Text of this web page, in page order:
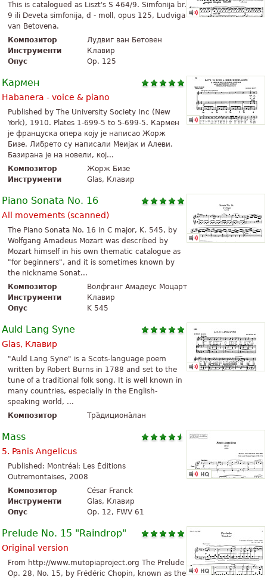
This is catalogued as Liszt's S 464/9. Simfonija br.
9 ili Deveta simfonija, d - moll, opus 125, Ludviga
van Betovena.
Композитор
Лудвиг ван Бетовен
Инструменти
Клавир
Опус
Op. 125
Кармен
Habanera - voice & piano
Published by The University Society Inc (New
York), 1910. Plates 1-699-5 to 5-699-5. Кармен
је француска опера коју је написао Жорж
Бизе. Либрето су написали Меијак и Алеви.
Базирана је на новели, кој...
Композитор
Жорж Бизе
Инструменти
Glas, Клавир
Piano Sonata No. 16
All movements (scanned)
The Piano Sonata No. 16 in C major, K. 545, by
Wolfgang Amadeus Mozart was described by
Mozart himself in his own thematic catalogue as
"for beginners", and it is sometimes known by
the nickname Sonat...
Композитор
Волфганг Амадеус Моцарт
Инструменти
Клавир
Опус
K 545
Auld Lang Syne
Glas, Клавир
"Auld Lang Syne" is a Scots-language poem
written by Robert Burns in 1788 and set to the
tune of a traditional folk song. It is well known in
many countries, especially in the English-
speaking world, ...
Композитор
Тра̏дициона̄лан
Mass
5. Panis Angelicus
Published: Montréal: Les Éditions
Outremontaises, 2008
Композитор
César Franck
Инструменти
Glas, Клавир
Опус
Op. 12, FWV 61
Prelude No. 15 "Raindrop"
Original version
From http://www.mutopiaproject.org The Prelude
Op. 28, No. 15, by Frédéric Chopin, known as the